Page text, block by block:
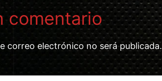
comentario
correo electrónico no será publicada.